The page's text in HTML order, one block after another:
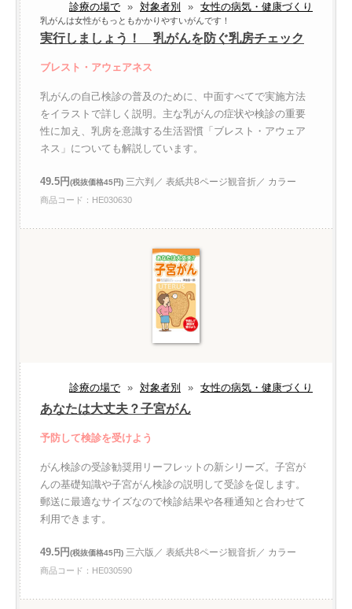
診療の場で » 対象者別 » 女性の病気・健康づくり
乳がんは女性がもっともかかりやすいがんです！
実行しましょう！ 乳がんを防ぐ乳房チェック
ブレスト・アウェアネス
乳がんの自己検診の普及のために、中面すべてで実施方法
をイラストで詳しく説明。主な乳がんの症状や検診の重要
性に加え、乳房を意識する生活習慣「ブレスト・アウェア
ネス」についても解説しています。
49.5円(税抜価格45円) 三六判／ 表紙共8ページ観音折／ カラー
商品コード：HE030630
診療の場で » 対象者別 » 女性の病気・健康づくり
あなたは大丈夫？子宮がん
予防して検診を受けよう
がん検診の受診勧奨用リーフレットの新シリーズ。子宮が
んの基礎知識や子宮がん検診の説明して受診を促します。
郵送に最適なサイズなので検診結果や各種通知と合わせて
利用できます。
49.5円(税抜価格45円) 三六版／ 表紙共8ページ観音折／ カラー
商品コード：HE030590